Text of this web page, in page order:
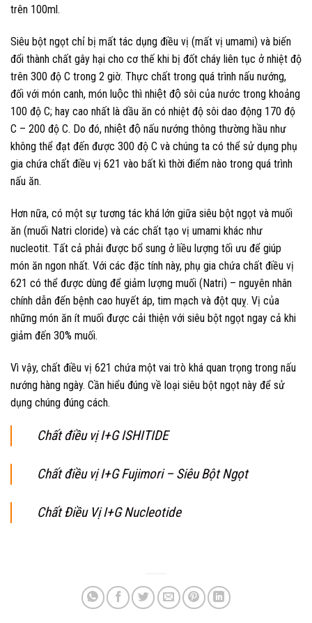
trên 100ml.
Siêu bột ngọt chỉ bị mất tác dụng điều vị (mất vị umami) và biến
đổi thành chất gây hại cho cơ thế khi bị đốt cháy liên tục ở nhiệt độ
trên 300 độ C trong 2 giờ. Thực chất trong quá trình nấu nướng,
đối với món canh, món luộc thì nhiệt độ sôi của nước trong khoảng
100 độ C; hay cao nhất là dầu ăn có nhiệt độ sôi dao động 170 độ
C – 200 độ C. Do đó, nhiệt độ nấu nướng thông thường hầu như
không thể đạt đến được 300 độ C và chúng ta có thể sử dụng phụ
gia chứa chất điều vị 621 vào bất kì thời điểm nào trong quá trình
nấu ăn.
Hơn nữa, có một sự tương tác khá lớn giữa siêu bột ngọt và muối
ăn (muối Natri cloride) và các chất tạo vị umami khác như
nucleotit. Tất cả phải được bổ sung ở liều lượng tối ưu để giúp
món ăn ngon nhất. Với các đặc tính này, phụ gia chứa chất điều vị
621 có thể được dùng để giảm lượng muối (Natri) – nguyên nhân
chính dẫn đến bệnh cao huyết áp, tim mạch và đột quỵ. Vị của
những món ăn ít muối được cải thiện với siêu bột ngọt ngay cả khi
giảm đến 30% muối.
Vì vậy, chất điều vị 621 chứa một vai trò khá quan trọng trong nấu
nướng hàng ngày. Cần hiểu đúng về loại siêu bột ngọt này để sử
dụng chúng đúng cách.
Chất điều vị I+G ISHITIDE
Chất điều vị I+G Fujimori – Siêu Bột Ngọt
Chất Điều Vị I+G Nucleotide